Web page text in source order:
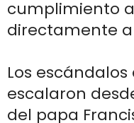
cumplimiento
directamente a
Los
escalaron
del papa